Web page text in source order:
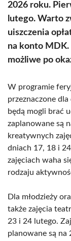
2026 roku.
lutego. Warto
uiszczenia
na konto
możliwe po
W programie
przeznaczone
będą mogli brać
zaplanowane są
kreatywnych
dniach 17, 18 i
zajęciach waha
rodzaju
Dla młodzieży
także zajęcia
23 i 24 lutego.
planowane są na